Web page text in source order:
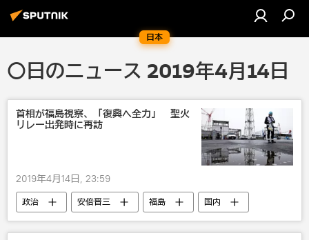
日本
〇日のニュース 2019年4月14日
首相が福島視察、「復興へ全力」 聖火
リレー出発時に再訪
2019年4月14日, 23:59
政治 安倍晋三 福島 国内